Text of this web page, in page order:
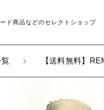
ド商品などのセレクトショップ
【送料無料】